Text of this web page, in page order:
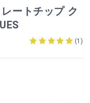
ートチップ ク
(1 )